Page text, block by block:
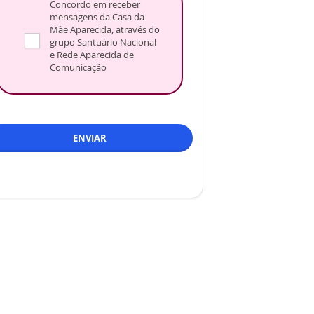
Concordo em receber
mensagens da Casa da
Mãe Aparecida, através do
grupo Santuário Nacional
e Rede Aparecida de
Comunicação
ENVIAR